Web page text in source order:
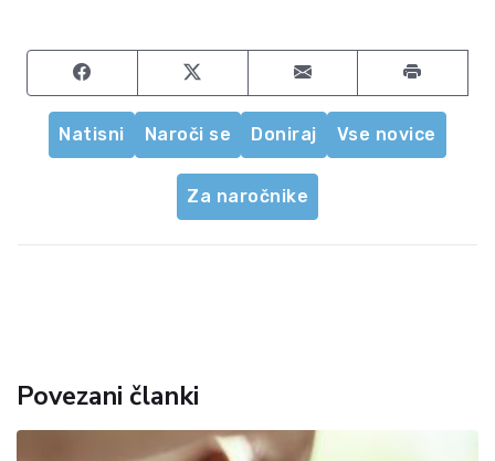
Share on FacebookShare on TwitterShare by email
Natisni Naroči se Doniraj Vse novice
Za naročnike
Povezani članki